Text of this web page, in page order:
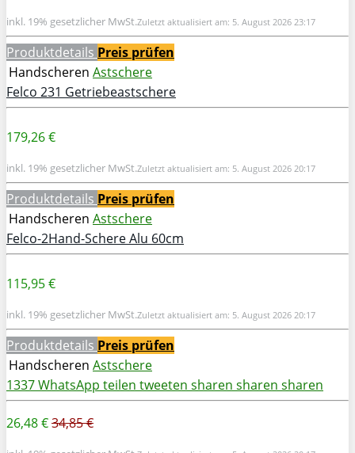
inkl. 19% gesetzlicher MwSt.Zuletzt aktualisiert am: 5. August 2026 23:17
Produktdetails Preis prüfen
Handscheren Astschere
Felco 231 Getriebeastschere
179,26 €
inkl. 19% gesetzlicher MwSt.Zuletzt aktualisiert am: 5. August 2026 20:17
Produktdetails Preis prüfen
Handscheren Astschere
Felco-2Hand-Schere Alu 60cm
115,95 €
inkl. 19% gesetzlicher MwSt.Zuletzt aktualisiert am: 5. August 2026 20:17
Produktdetails Preis prüfen
Handscheren Astschere
1337WhatsApp teilen tweeten sharen sharen sharen
26,48 €34,85 €